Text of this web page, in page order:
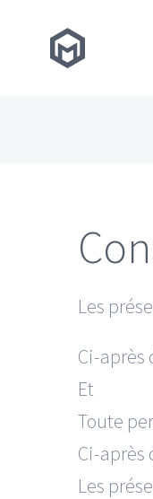
Les
Ci-après
Et
Toute
Ci-après
Les